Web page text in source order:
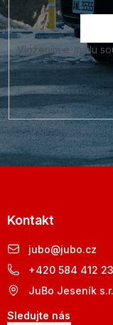
Vložením e-mailu
Kontakt
jubo@jubo.cz
+420 584 412
JuBo Jeseník
Sledujte nás